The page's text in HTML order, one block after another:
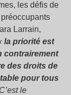
les défis de
Larrain,
la priorité est
contrairement
des droits de
pour tous
C’est le